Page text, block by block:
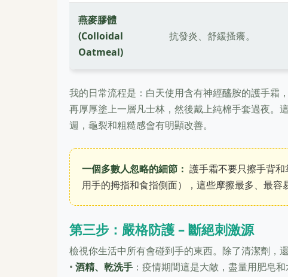
燕麥膠體
(Colloidal
Oatmeal)
抗發炎、舒緩搔癢。
我的日常流程是：白天使用含有神經醯胺的護手霜
再厚厚塗上一層凡士林，然後戴上純棉手套過夜。
週，龜裂和粗糙感會有明顯改善。
一個多數人忽略的細節： 護手霜不要只擦手背
用手的拇指和食指側面），這些摩擦最多、最容
第三步：嚴格防護 – 斷絕刺激源
檢視你生活中所有會碰到手的東西。除了清潔劑，還
• 酒精、乾洗手 ：疫情期間這是大敵，盡量用肥皂